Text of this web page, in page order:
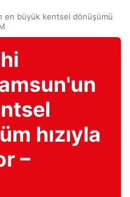
en büyük kentsel dönüşümü
hızıyla
–